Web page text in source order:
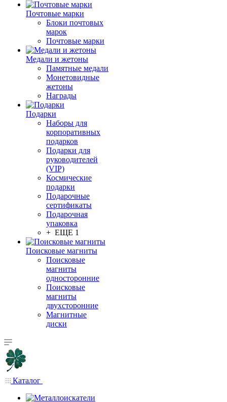
Почтовые марки
Блоки почтовых
марок
Почтовые марки
Медали и жетоны
Памятные медали
Монетовидные
жетоны
Награды
Подарки
Наборы для
корпоративных
подарков
Подарки для
руководителей
(VIP)
Космические
подарки
Подарочные
сертификаты
Подарочная
упаковка
+ ЕЩЕ 1
Поисковые магниты
Поисковые
магниты
односторонние
Поисковые
магниты
двухсторонние
Магнитные
диски
Каталог